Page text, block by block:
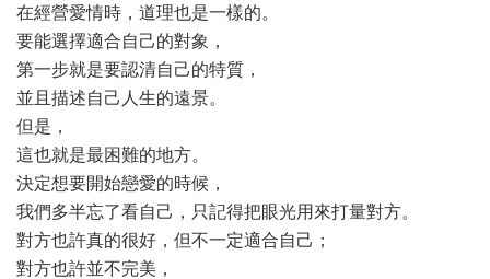
在經營愛情時，道理也是一樣的。
要能選擇適合自己的對象，
第一步就是要認清自己的特質，
並且描述自己人生的遠景。
但是，
這也就是最困難的地方。
決定想要開始戀愛的時候，
我們多半忘了看自己，只記得把眼光用來打量對方。
對方也許真的很好，但不一定適合自己；
對方也許並不完美，